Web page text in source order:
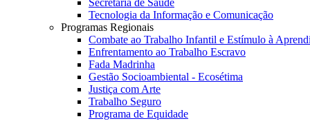
Secretaria de Saúde
Tecnologia da Informação e Comunicação
Programas Regionais
Combate ao Trabalho Infantil e Estímulo à
Enfrentamento ao Trabalho Escravo
Fada Madrinha
Gestão Socioambiental - Ecosétima
Justiça com Arte
Trabalho Seguro
Programa de Equidade